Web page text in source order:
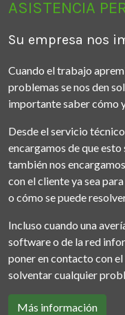
ASISTENCIA
Su empresa nos
Cuando el trabajo
problemas se nos den
importante saber cómo
Desde el servicio
encargamos de que esto
también nos
con el cliente ya sea
o cómo se puede
Incluso cuando una
software o de la red
poner en contacto con
solventar cualquier
Más información